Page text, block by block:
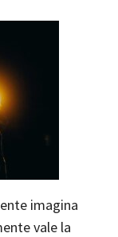
imagina
vale la